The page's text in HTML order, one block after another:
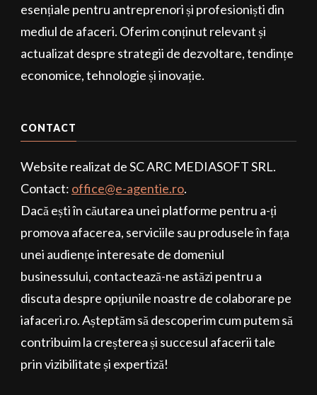
esențiale pentru antreprenori și profesioniști din
mediul de afaceri. Oferim conținut relevant și
actualizat despre strategii de dezvoltare, tendințe
economice, tehnologie și inovație.
CONTACT
Website realizat de SC ARC MEDIASOFT SRL.
Contact: office@e-agentie.ro.
Dacă ești în căutarea unei platforme pentru a-ți
promova afacerea, serviciile sau produsele în fața
unei audiențe interesate de domeniul
businessului, contactează-ne astăzi pentru a
discuta despre opțiunile noastre de colaborare pe
iafaceri.ro. Așteptăm să descoperim cum putem să
contribuim la creșterea și succesul afacerii tale
prin vizibilitate și expertiză!